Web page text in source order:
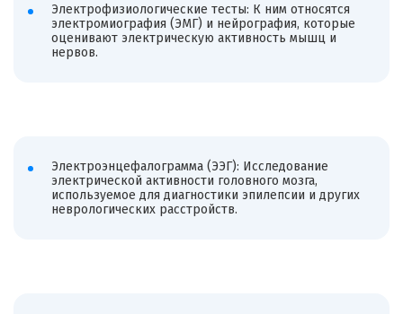
Электрофизиологические тесты: К ним относятся
электромиография (ЭМГ) и нейрография, которые
оценивают электрическую активность мышц и
нервов.
Электроэнцефалограмма (ЭЭГ): Исследование
электрической активности головного мозга,
используемое для диагностики эпилепсии и других
неврологических расстройств.